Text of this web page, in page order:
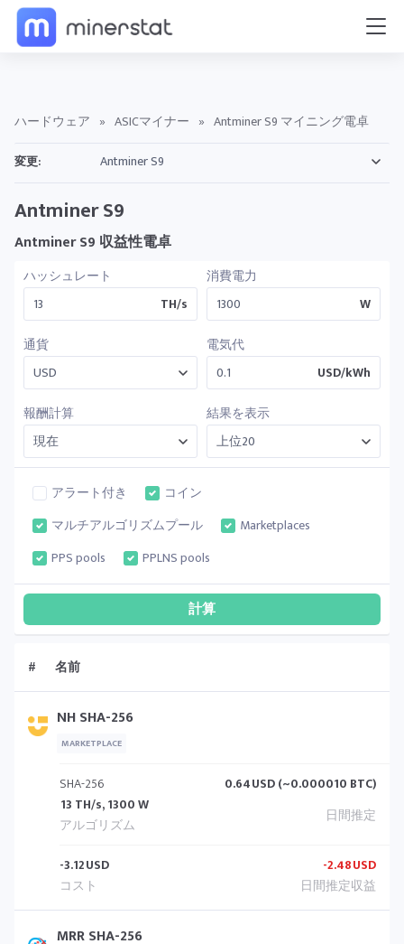
ハードウェア » ASICマイナー » Antminer S9 マイニング電卓
変更:
Antminer S9
Antminer S9 収益性電卓
ハッシュレート
TH/s
消費電力
W
通貨
電気代
USD/kWh
報酬計算
結果を表示
アラート付き
コイン
マルチアルゴリズムプール
Marketplaces
PPS pools
PPLNS pools
# 名前
NH SHA-256
MARKETPLACE
SHA-256
13 TH/s, 1300 W
0.64USD (~0.000010 BTC)
-3.12USD -2.48USD
MRR SHA-256